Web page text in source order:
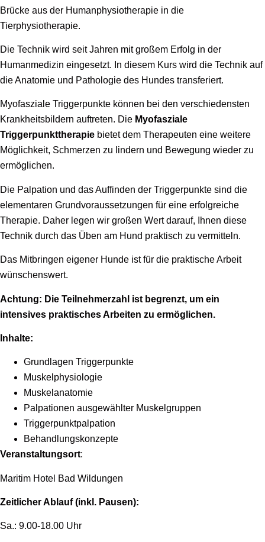
Brücke aus der Humanphysiotherapie in die
Tierphysiotherapie.
Die Technik wird seit Jahren mit großem Erfolg in der
Humanmedizin eingesetzt. In diesem Kurs wird die Technik auf
die Anatomie und Pathologie des Hundes transferiert.
Myofasziale Triggerpunkte können bei den verschiedensten
Krankheitsbildern auftreten. Die Myofasziale
Triggerpunkttherapie bietet dem Therapeuten eine weitere
Möglichkeit, Schmerzen zu lindern und Bewegung wieder zu
ermöglichen.
Die Palpation und das Auffinden der Triggerpunkte sind die
elementaren Grundvoraussetzungen für eine erfolgreiche
Therapie. Daher legen wir großen Wert darauf, Ihnen diese
Technik durch das Üben am Hund praktisch zu vermitteln.
Das Mitbringen eigener Hunde ist für die praktische Arbeit
wünschenswert.
Achtung: Die Teilnehmerzahl ist begrenzt, um ein
intensives praktisches Arbeiten zu ermöglichen.
Inhalte:
Grundlagen Triggerpunkte
Muskelphysiologie
Muskelanatomie
Palpationen ausgewählter Muskelgruppen
Triggerpunktpalpation
Behandlungskonzepte
Veranstaltungsort:
Maritim Hotel Bad Wildungen
Zeitlicher Ablauf (inkl. Pausen):
Sa.: 9.00-18.00 Uhr